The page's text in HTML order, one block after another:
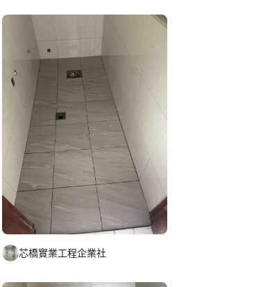
芯橋實業工程企業社